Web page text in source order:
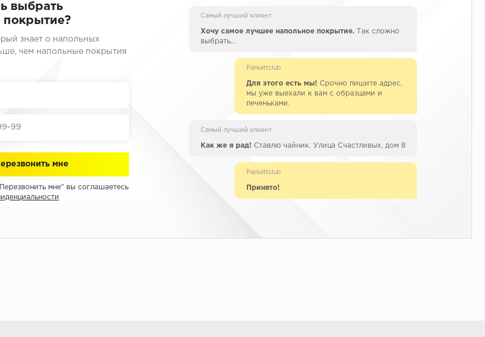
выбрать
покрытие?
знает о напольных
чем напольные покрытия
мне" вы соглашаетесь
Самый лучший клиент
Хочу самое лучшее напольное покрытие.Так сложно
выбрать…
Parkettclub
Для этого есть мы! Срочно пишите адрес,
мы уже выехали к вам с образцами и
печеньками.
Самый лучший клиент
Как же я рад! Ставлю чайник. Улица Счастливых, дом 8
Parkettclub
Принято!